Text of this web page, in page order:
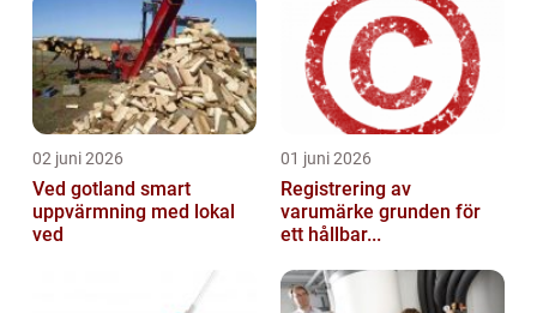
02 juni 2026
Ved gotland smart
uppvärmning med lokal
ved
01 juni 2026
Registrering av
varumärke grunden för
ett hållbar...